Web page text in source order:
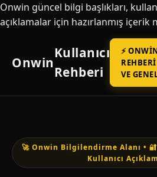
Onwin güncel bilgi başlıkları,
açıklamalar için hazırlanmış içerik
Onwin
Kullanıcı
Rehberi
⚡
VE
🚀 Onwin Bilgilendirme Alanı •
Kullanıcı